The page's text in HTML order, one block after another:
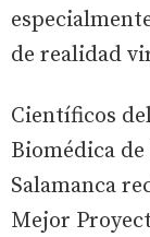
de realidad
Científicos
Biomédica
Salamanca
Mejor